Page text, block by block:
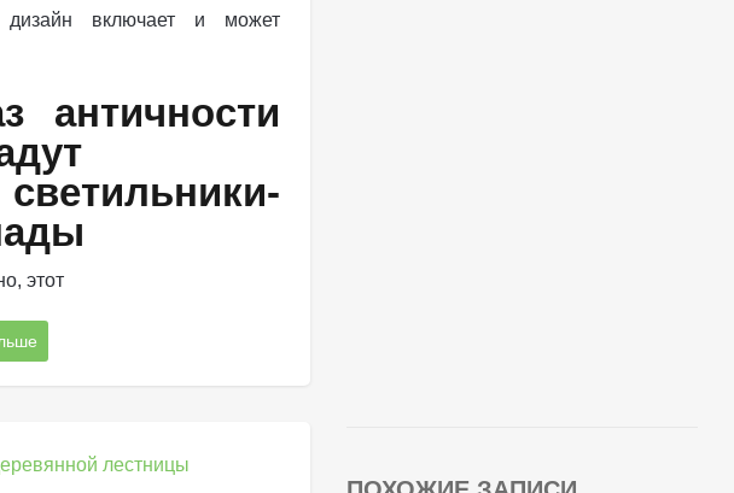
дизайн включает и может
античности
этот